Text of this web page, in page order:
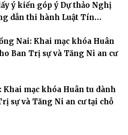
ý kiến góp ý Dự thảo Nghị
dẫn thi hành Luật Tín
Nai: Khai mạc khóa Huân
Ban Trị sự và Tăng Ni an cư
Khai mạc khóa Huân tu dành
sự và Tăng Ni an cư tại chỗ